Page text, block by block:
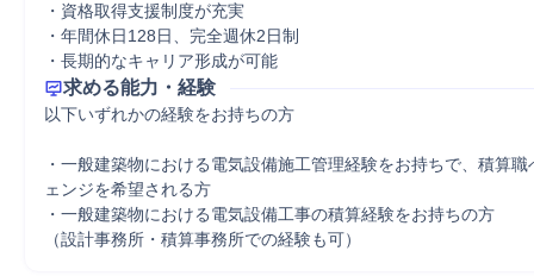
・資格取得支援制度が充実
・年間休日128日、完全週休2日制
・長期的なキャリア形成が可能
求める能力・経験
以下いずれかの経験をお持ちの方
・一般建築物における電気設備施工管理経験をお持ちで、積算職
ェンジを希望される方
・一般建築物における電気設備工事の積算経験をお持ちの方
（設計事務所・積算事務所での経験も可）